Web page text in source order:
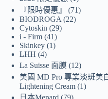
『限時優惠』
71
BIODROGA
22
Cytoskin
29
i - Firm 41
Skinkey 1
LHH 4
La Suisse 面膜 12
美國 MD Pro 專業淡斑美
Lightening Cream 1